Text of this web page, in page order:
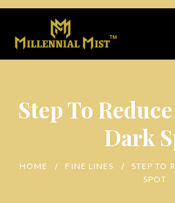
Step To
Dark
HOME FINE LINES
STEP TO
SPOT